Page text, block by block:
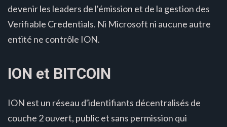
devenir les leaders de l'émission et de la gestion des
Verifiable Credentials. Ni Microsoft ni aucune autre
entité ne contrôle ION.
ION et BITCOIN
ION est un réseau d'identifiants décentralisés de
couche 2 ouvert, public et sans permission qui